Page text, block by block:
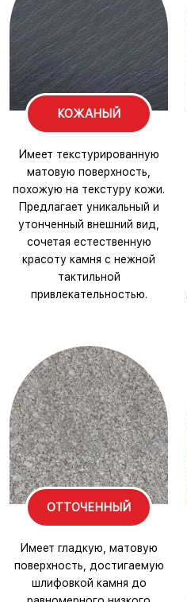
КОЖАНЫЙ
Имеет текстурированную
матовую поверхность,
похожую на текстуру кожи.
Предлагает уникальный и
утонченный внешний вид,
сочетая естественную
красоту камня с нежной
тактильной
привлекательностью.
ОТТОЧЕННЫЙ
Имеет гладкую, матовую
поверхность, достигаемую
шлифовкой камня до